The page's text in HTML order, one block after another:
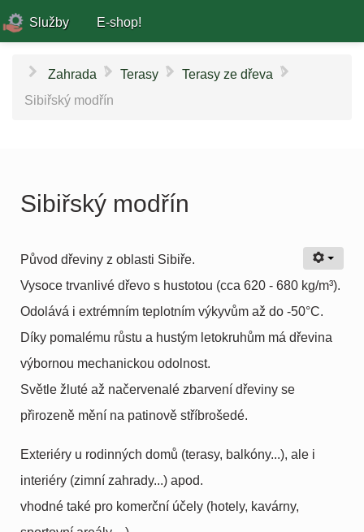
Služby E-shop!
Zahrada \ Terasy \ Terasy ze dřeva \
Sibiřský modřín
Sibiřský modřín
Původ dřeviny z oblasti Sibiře.
Vysoce trvanlivé dřevo s hustotou (cca 620 - 680 kg/m³).
Odolává i extrémním teplotním výkyvům až do -50°C.
Díky pomalému růstu a hustým letokruhům má dřevina
výbornou mechanickou odolnost.
Světle žluté až načervenalé zbarvení dřeviny se
přirozeně mění na patinově stříbrošedé.
Exteriéry u rodinných domů (terasy, balkóny...), ale i
interiéry (zimní zahrady...) apod.
vhodné také pro komerční účely (hotely, kavárny,